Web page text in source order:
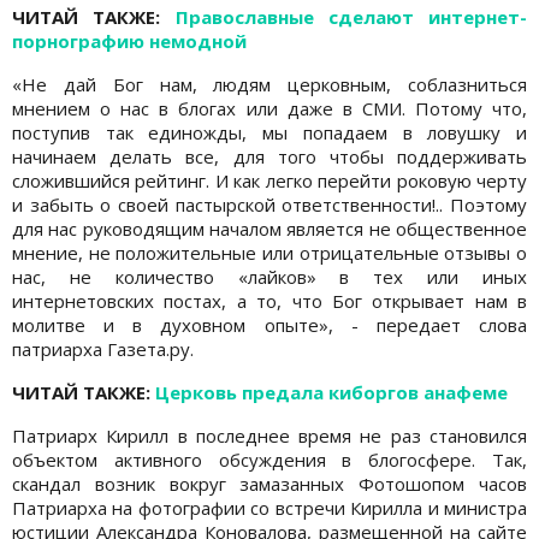
ЧИТАЙ ТАКЖЕ: Православные сделают интернет-
порнографию немодной
«Не дай Бог нам, людям церковным, соблазниться
мнением о нас в блогах или даже в СМИ. Потому что,
поступив так единожды, мы попадаем в ловушку и
начинаем делать все, для того чтобы поддерживать
сложившийся рейтинг. И как легко перейти роковую черту
и забыть о своей пастырской ответственности!.. Поэтому
для нас руководящим началом является не общественное
мнение, не положительные или отрицательные отзывы о
нас, не количество «лайков» в тех или иных
интернетовских постах, а то, что Бог открывает нам в
молитве и в духовном опыте», - передает слова
патриарха Газета.ру.
ЧИТАЙ ТАКЖЕ: Церковь предала киборгов анафеме
Патриарх Кирилл в последнее время не раз становился
объектом активного обсуждения в блогосфере. Так,
скандал возник вокруг замазанных Фотошопом часов
Патриарха на фотографии со встречи Кирилла и министра
юстиции Александра Коновалова, размещенной на сайте